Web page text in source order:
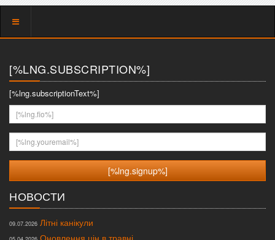
Показать
[%LNG.SUBSCRIPTION%]
[%lng.subscriptionText%]
[%lng.fio%]
[%lng.youremail%]
НОВОСТИ
09.07.2026 Літні канікули
Оновлення цін в травні